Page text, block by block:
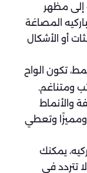
إلى مظهر
المصاغة
أو الأشكال
تكون الواح
ومتناغم.
والأنماط
ومميزًا وتعطي
يمكنك
تتردد في